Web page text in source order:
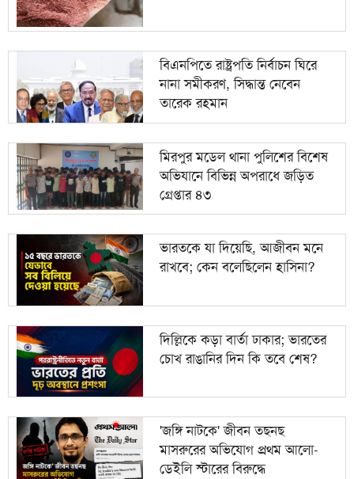
বিএনপিতে রাষ্ট্রপতি নির্বাচন ঘিরে
নানা সমীকরণ, সিদ্ধান্ত নেবেন
তারেক রহমান
মিরপুর মডেল থানা পুলিশের বিশেষ
অভিযানে বিভিন্ন অপরাধে জড়িত
গ্রেপ্তার ৪৩
ভারতকে যা দিয়েছি, আজীবন মনে
রাখবে; কেন বলেছিলেন হাসিনা?
দিল্লিকে কড়া বার্তা ঢাকার; ভারতের
চোখ রাঙানির দিন কি তবে শেষ?
'জঙ্গি নাটকে' জীবন তছনছ
মাসরুরের অভিযোগ প্রথম আলো-
ডেইলি স্টারের বিরুদ্ধে